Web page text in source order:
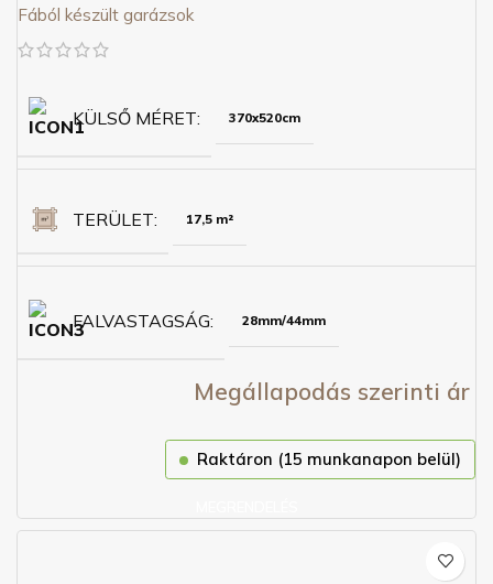
Fából készült garázsok
KÜLSŐ MÉRET 370x520cm
TERÜLET 17,5 m²
FALVASTAGSÁG 28mm/44mm
Megállapodás szerinti ár
Raktáron (15 munkanapon belül)